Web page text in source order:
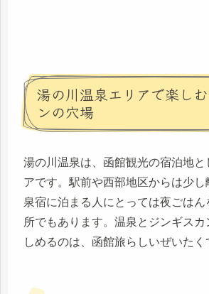
湯の川温泉エリアで楽し
ンの穴場
湯の川温泉は、函館観光の宿泊地と
アです。駅前や西部地区からは少し
泉宿に泊まる人にとっては夜ごは
所でもあります。温泉とジンギス
しめるのは、函館旅らしいぜいたく